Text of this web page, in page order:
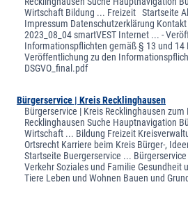
Wirtschaft Bildung ... Freizeit Startseite
Impressum Datenschutzerklärung
2023_08_04 smartVEST Internet ... -
Informationspflichten gemäß § 13 und 14
Veröffentlichung zu den
DSGVO_final.pdf
Bürgerservice | Kreis Recklinghausen
Bürgerservice | Kreis Recklinghausen
Recklinghausen Suche Hauptnavigation
Wirtschaft ... Bildung Freizeit
Ortsrecht Karriere beim Kreis Bürger-,
Startseite Buergerservice ...
Verkehr Soziales und Familie Gesundheit
Tiere Leben und Wohnen Bauen und